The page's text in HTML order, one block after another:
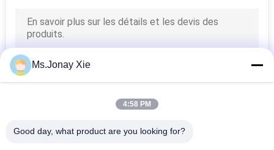
Box en fibre optique
Terminal
Ms.Jonay Xie
4:58 PM
Good day, what product are you looking for?